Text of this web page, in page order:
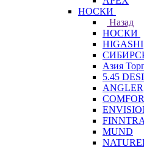
НОСКИ
Назад
НОСКИ
HIGASHI
Азия
5.45
ANGLER
MUND